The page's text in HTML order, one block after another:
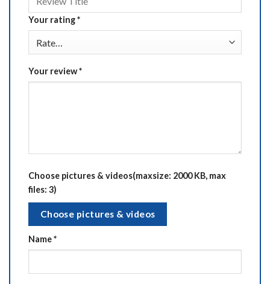
Your rating*
Your review*
Choose pictures & videos(maxsize: 2000 KB, max
files: 3)
Choose pictures & videos
Name*